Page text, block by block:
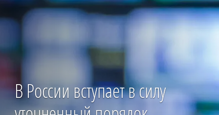
В России вступает в силу